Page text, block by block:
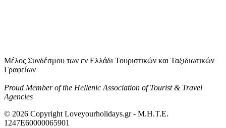
Μέλος Συνδέσμου των εν Ελλάδι Τουριστικών και Ταξιδιωτικών
Γραφείων
Proud Member of the Hellenic Association of Tourist & Travel
Agencies
© 2026 Copyright Loveyourholidays.gr - M.H.T.E.
1247Ε60000065901